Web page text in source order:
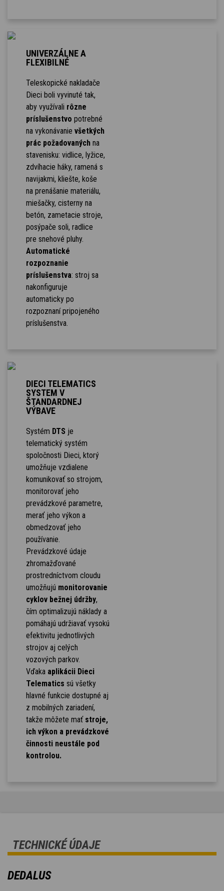
UNIVERZÁLNE A
FLEXIBILNÉ
Teleskopické nakladače
Dieci boli vyvinuté tak,
aby využívali rôzne
príslušenstvo potrebné
na vykonávanie všetkých
prác požadovanýchna
stavenisku: vidlice, lyžice,
zdvíhacie háky, ramená s
navijakmi, kliešte, koše
na prenášanie materiálu,
miešačky, cisterny na
betón, zametacie stroje,
posýpače soli, radlice
pre snehové pluhy.
Automatické
rozpoznanie
príslušenstva: stroj sa
nakonfiguruje
automaticky po
rozpoznaní pripojeného
príslušenstva.
DIECI TELEMATICS
SYSTEM V
ŠTANDARDNEJ
VÝBAVE
Systém DTS je
telematický systém
spoločnosti Dieci, ktorý
umožňuje vzdialene
komunikovať so strojom,
monitorovať jeho
prevádzkové parametre,
merať jeho výkon a
obmedzovať jeho
používanie.
Prevádzkové údaje
zhromažďované
prostredníctvom cloudu
umožňujú monitorovanie
cyklov bežnej údržby,
čím optimalizujú náklady a
pomáhajú udržiavať vysokú
efektivitu jednotlivých
strojov aj celých
vozových parkov.
Vďaka aplikácii Dieci
Telematics sú všetky
hlavné funkcie dostupné aj
z mobilných zariadení,
takže môžete mať stroje,
ich výkon a prevádzkové
činnosti neustále pod
kontrolou.
TECHNICKÉ ÚDAJE
DEDALUS